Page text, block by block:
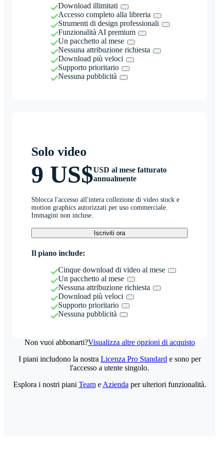
Download illimitati
Accesso completo alla libreria
Strumenti di design professionali
Funzionalità AI premium
Un pacchetto al mese
Nessuna attribuzione richiesta
Download più veloci
Supporto prioritario
Nessuna pubblicità
Solo video
9 US$USD al mese fatturato
annualmente
Sblocca l'accesso all'intera collezione di video stock e
motion graphics autorizzati per uso commerciale.
Immagini non incluse.
Iscriviti ora
Il piano include:
Cinque download di video al mese
Un pacchetto al mese
Nessuna attribuzione richiesta
Download più veloci
Supporto prioritario
Nessuna pubblicità
Non vuoi abbonarti?Visualizza altre opzioni di acquisto
I piani includono la nostra Licenza Pro Standard e sono per
l'accesso a utente singolo.
Esplora i nostri piani Teame Azienda per ulteriori funzionalità.